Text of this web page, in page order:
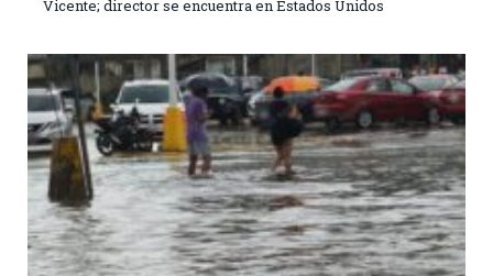
Vicente; director se encuentra en Estados Unidos